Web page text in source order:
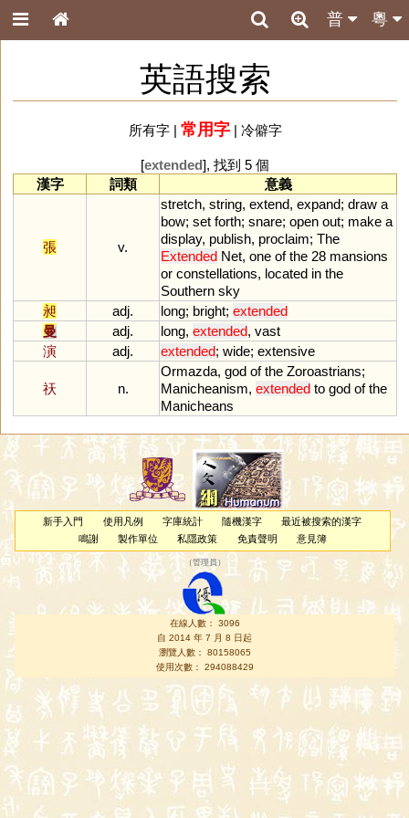
粵
普
英語搜索
所有字| 常用字| 冷僻字
[extended], 找到 5 個
漢字
詞類 意義
張 v.
stretch, string, extend, expand; draw a
bow; set forth; snare; open out; make a
display, publish, proclaim; The
Extended Net, one of the 28 mansions
or constellations, located in the
Southern sky
昶
adj. long; bright; extended
曼
adj. long, extended, vast
演
adj. extended; wide; extensive
祆 n.
Ormazda, god of the Zoroastrians;
Manicheanism, extended to god of the
Manicheans
新手入門 使用凡例 字庫統計 隨機漢字
最近被搜索的漢字
鳴謝
製作單位 私隱政策 免責聲明 意見簿
（管理員 ）
在線人數： 3096
自 2014 年 7 月 8 日起
瀏覽人數： 80158065
使用次數： 294088429